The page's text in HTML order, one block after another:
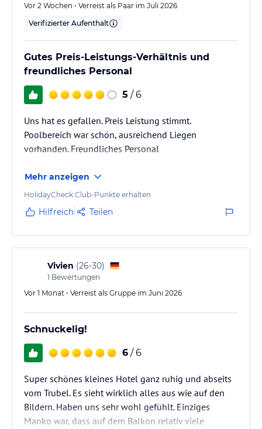
Vor 2 Wochen • Verreist als Paar im Juli 2026
Verifizierter Aufenthalt
Gutes Preis-Leistungs-Verhältnis und
freundliches Personal
5 / 6
Uns hat es gefallen. Preis Leistung stimmt.
Poolbereich war schön, ausreichend Liegen
vorhanden. Freundliches Personal
Mehr anzeigen
HolidayCheck Club-Punkte erhalten
Hilfreich Teilen
Vivien (26-30)
1 Bewertungen
Vor 1 Monat • Verreist als Gruppe im Juni 2026
Schnuckelig!
6 / 6
Super schönes kleines Hotel ganz ruhig und abseits
vom Trubel. Es sieht wirklich alles aus wie auf den
Bildern. Haben uns sehr wohl gefühlt. Einziges
Manko war, dass auf dem Balkon relativ viele